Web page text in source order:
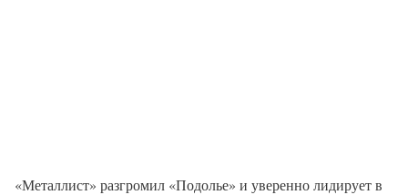
«Металлист» разгромил «Подолье» и уверенно лидирует в